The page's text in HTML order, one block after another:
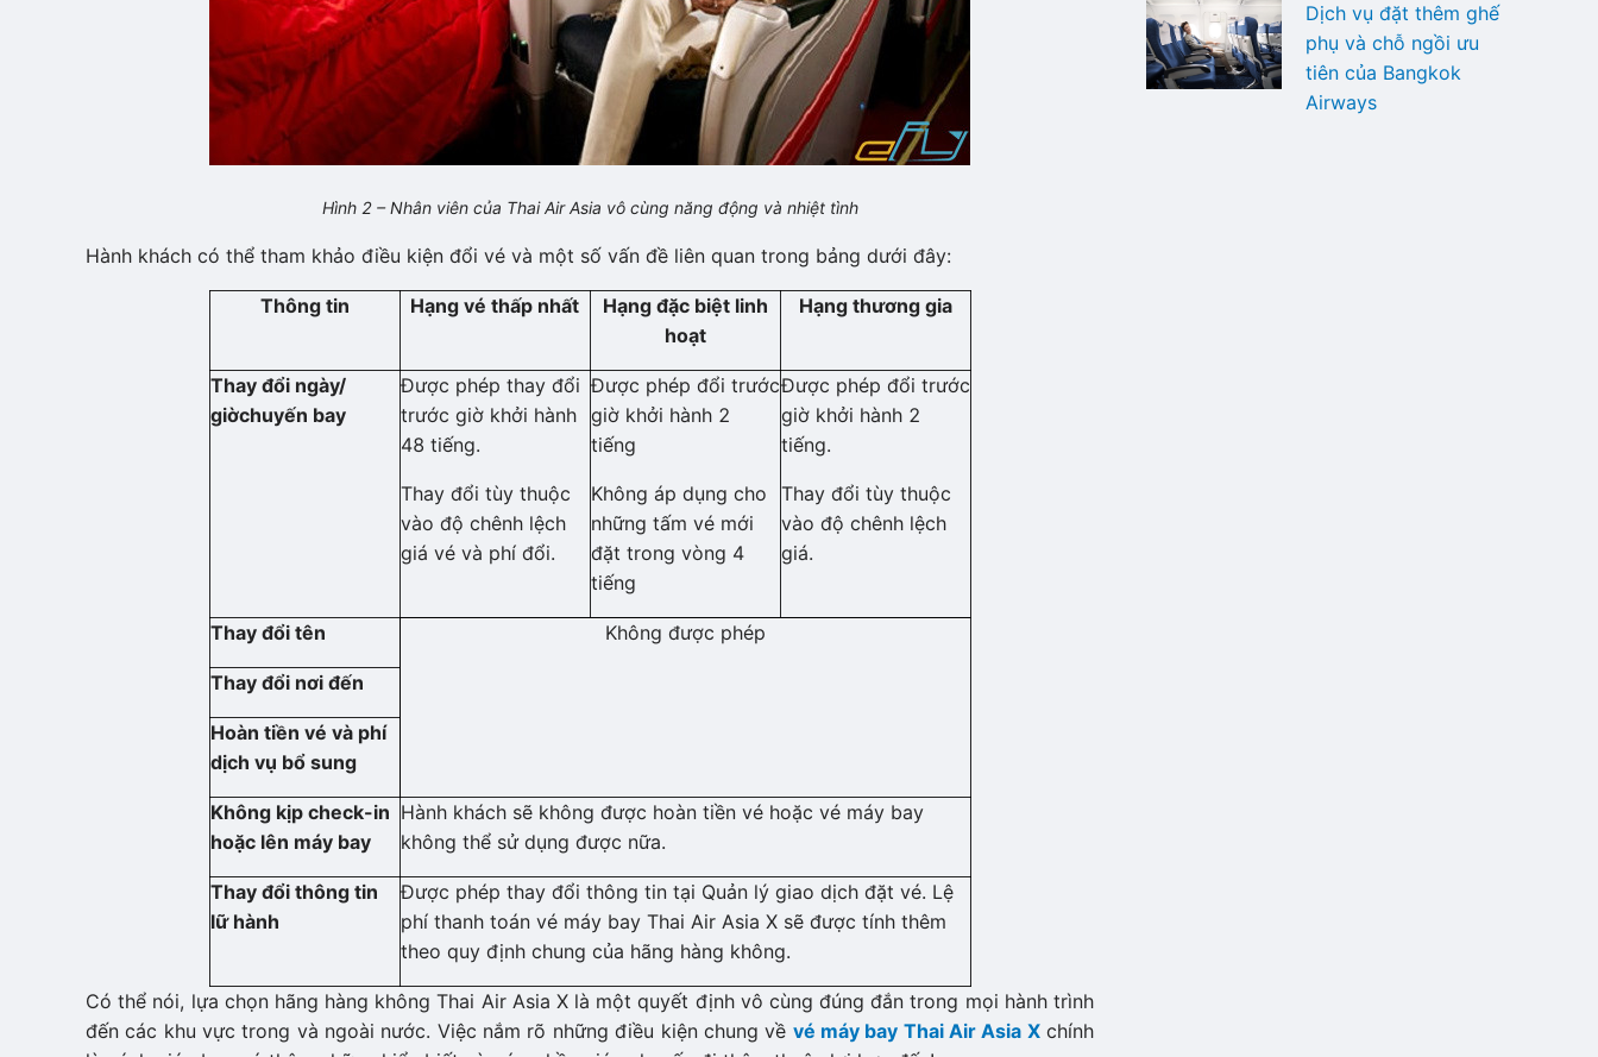
Hình 2 – Nhân viên của Thai Air Asia vô cùng năng động và nhiệt tình
Hành khách có thể tham khảo điều kiện đổi vé và một số vấn đề liên quan trong bảng dưới đây:
Thông tin Hạng vé thấp nhất
Hạng đặc biệt linh
hoạt
Hạng thương gia
Thay đổi ngày/
giờchuyến bay
Được phép thay đổi
trước giờ khởi hành
48 tiếng.
Thay đổi tùy thuộc
vào độ chênh lệch
giá vé và phí đổi.
Được phép đổi trước
giờ khởi hành 2
tiếng
Không áp dụng cho
những tấm vé mới
đặt trong vòng 4
tiếng
Được phép đổi trước
giờ khởi hành 2
tiếng.
Thay đổi tùy thuộc
vào độ chênh lệch
giá.
Thay đổi tên Không được phép
Thay đổi nơi đến
Hoàn tiền vé và phí
dịch vụ bổ sung
Không kịp check-in
hoặc lên máy bay
Hành khách sẽ không được hoàn tiền vé hoặc vé máy bay
không thể sử dụng được nữa.
Thay đổi thông tin
lữ hành
Được phép thay đổi thông tin tại Quản lý giao dịch đặt vé. Lệ
phí thanh toán vé máy bay Thai Air Asia X sẽ được tính thêm
theo quy định chung của hãng hàng không.
Có thể nói, lựa chọn hãng hàng không Thai Air Asia X là một quyết định vô cùng đúng đắn trong mọi hành trình
đến các khu vực trong và ngoài nước. Việc nắm rõ những điều kiện chung về vé máy bay Thai Air Asia Xchính
Dịch vụ đặt thêm ghế
phụ và chỗ ngồi ưu
tiên của Bangkok
Airways